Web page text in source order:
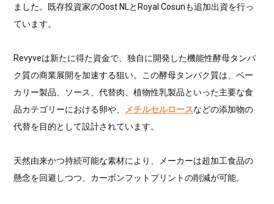
ました。既存投資家のOost NLとRoyal Cosunも追加出資を行っ
ています。
Revyveは新たに得た資金で、独自に開発した機能性酵母タンパ
ク質の商業展開を加速する狙い。この酵母タンパク質は、ベー
カリー製品、ソース、代替肉、植物性乳製品といった主要な食
品カテゴリーにおける卵や、
メチルセルロースなどの添加物の
代替を目的として設計されています。
天然由来かつ持続可能な素材により、メーカーは超加工食品の
懸念を回避しつつ、カーボンフットプリントの削減が可能。